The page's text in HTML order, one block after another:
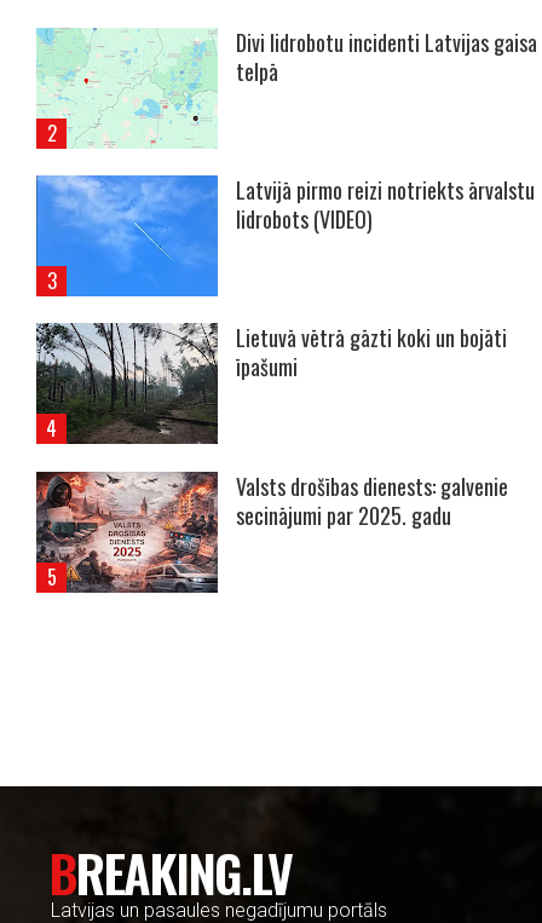
Divi lidrobotu incidenti Latvijas gaisa
telpā
Latvijā pirmo reizi notriekts ārvalstu
lidrobots (VIDEO)
Lietuvā vētrā gāzti koki un bojāti
īpašumi
Valsts drošības dienests: galvenie
secinājumi par 2025. gadu
BREAKING.LV
Latvijas un pasaules negadījumu portāls